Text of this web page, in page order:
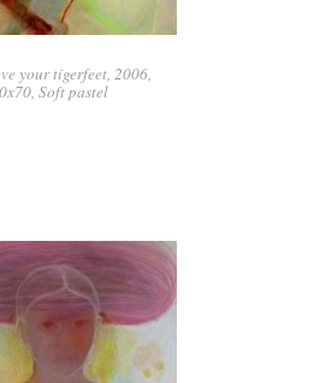
your tigerfeet, 2006,
Soft pastel